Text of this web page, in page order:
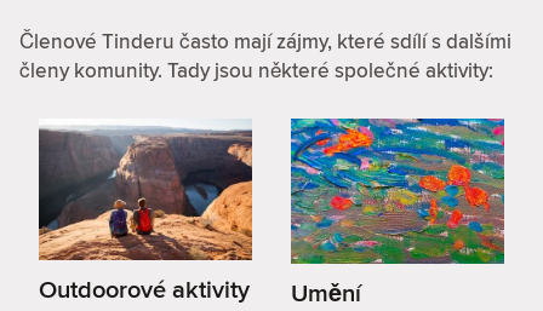
Členové Tinderu často mají zájmy, které sdílí s dalšími
členy komunity. Tady jsou některé společné aktivity:
Outdoorové aktivity Umění